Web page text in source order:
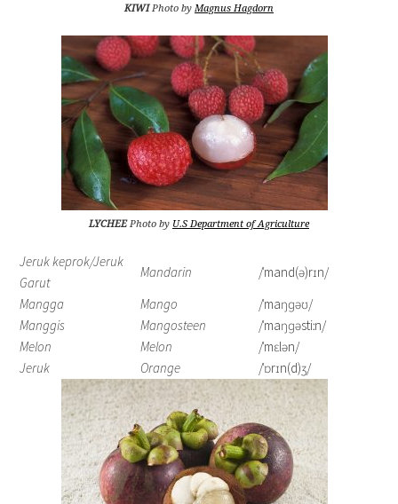
KIWI Photo by Magnus Hagdorn
LYCHEE Photo by U.S Department of Agriculture
Jeruk keprok/Jeruk
Garut
Mandarin
/ˈmand(ə)rɪn/
Mangga
Mango
/ˈmaŋɡəʊ/
Manggis
Mangosteen
/ˈmaŋɡəstiːn/
Melon
Melon
/ˈmɛlən/
Jeruk
Orange /ˈɒrɪn(d)ʒ/